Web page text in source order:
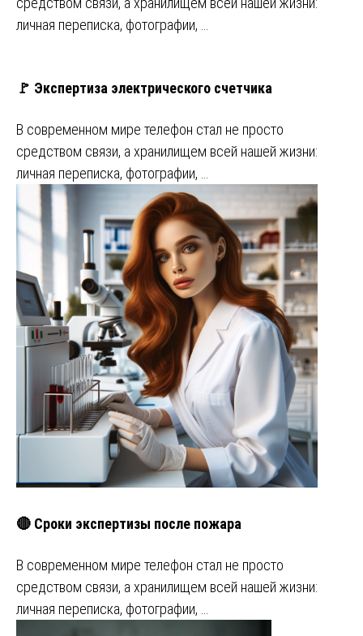
личная переписка, фотографии, …
🚩 Экспертиза электрического счетчика
В современном мире телефон стал не просто
средством связи, а хранилищем всей нашей жизни:
личная переписка, фотографии, …
🔴 Сроки экспертизы после пожара
В современном мире телефон стал не просто
средством связи, а хранилищем всей нашей жизни:
личная переписка, фотографии, …